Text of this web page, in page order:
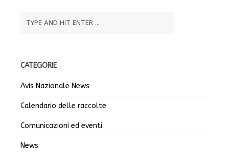
CATEGORIE
Avis Nazionale News
Calendario delle raccolte
Comunicazioni ed eventi
News